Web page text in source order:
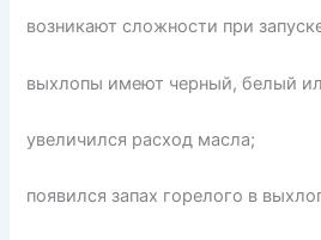
возникают сложности при
выхлопы имеют черный, белый
увеличился расход масла;
появился запах горелого в